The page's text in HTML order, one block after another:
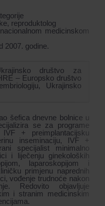
reproduktolog
medicinskom
2007. godine.
društvo za
– Europsko društvo
Ukrajinsko
šefica dnevne bolnice u
se za programe
+ preimplantacijsku
inseminaciju, IVF +
specijalist minimalno
i liječenju ginekoloških
laparoskopijom i
primjenu naprednih
vođenje trudnoće nakon
Redovito objavljuje
i stranim medicinskim